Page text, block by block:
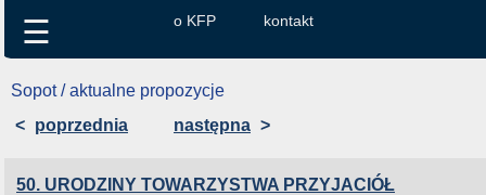
o KFP kontakt
☰
Sopot / aktualne propozycje
< poprzednia następna >
50. URODZINY TOWARZYSTWA PRZYJACIÓŁ